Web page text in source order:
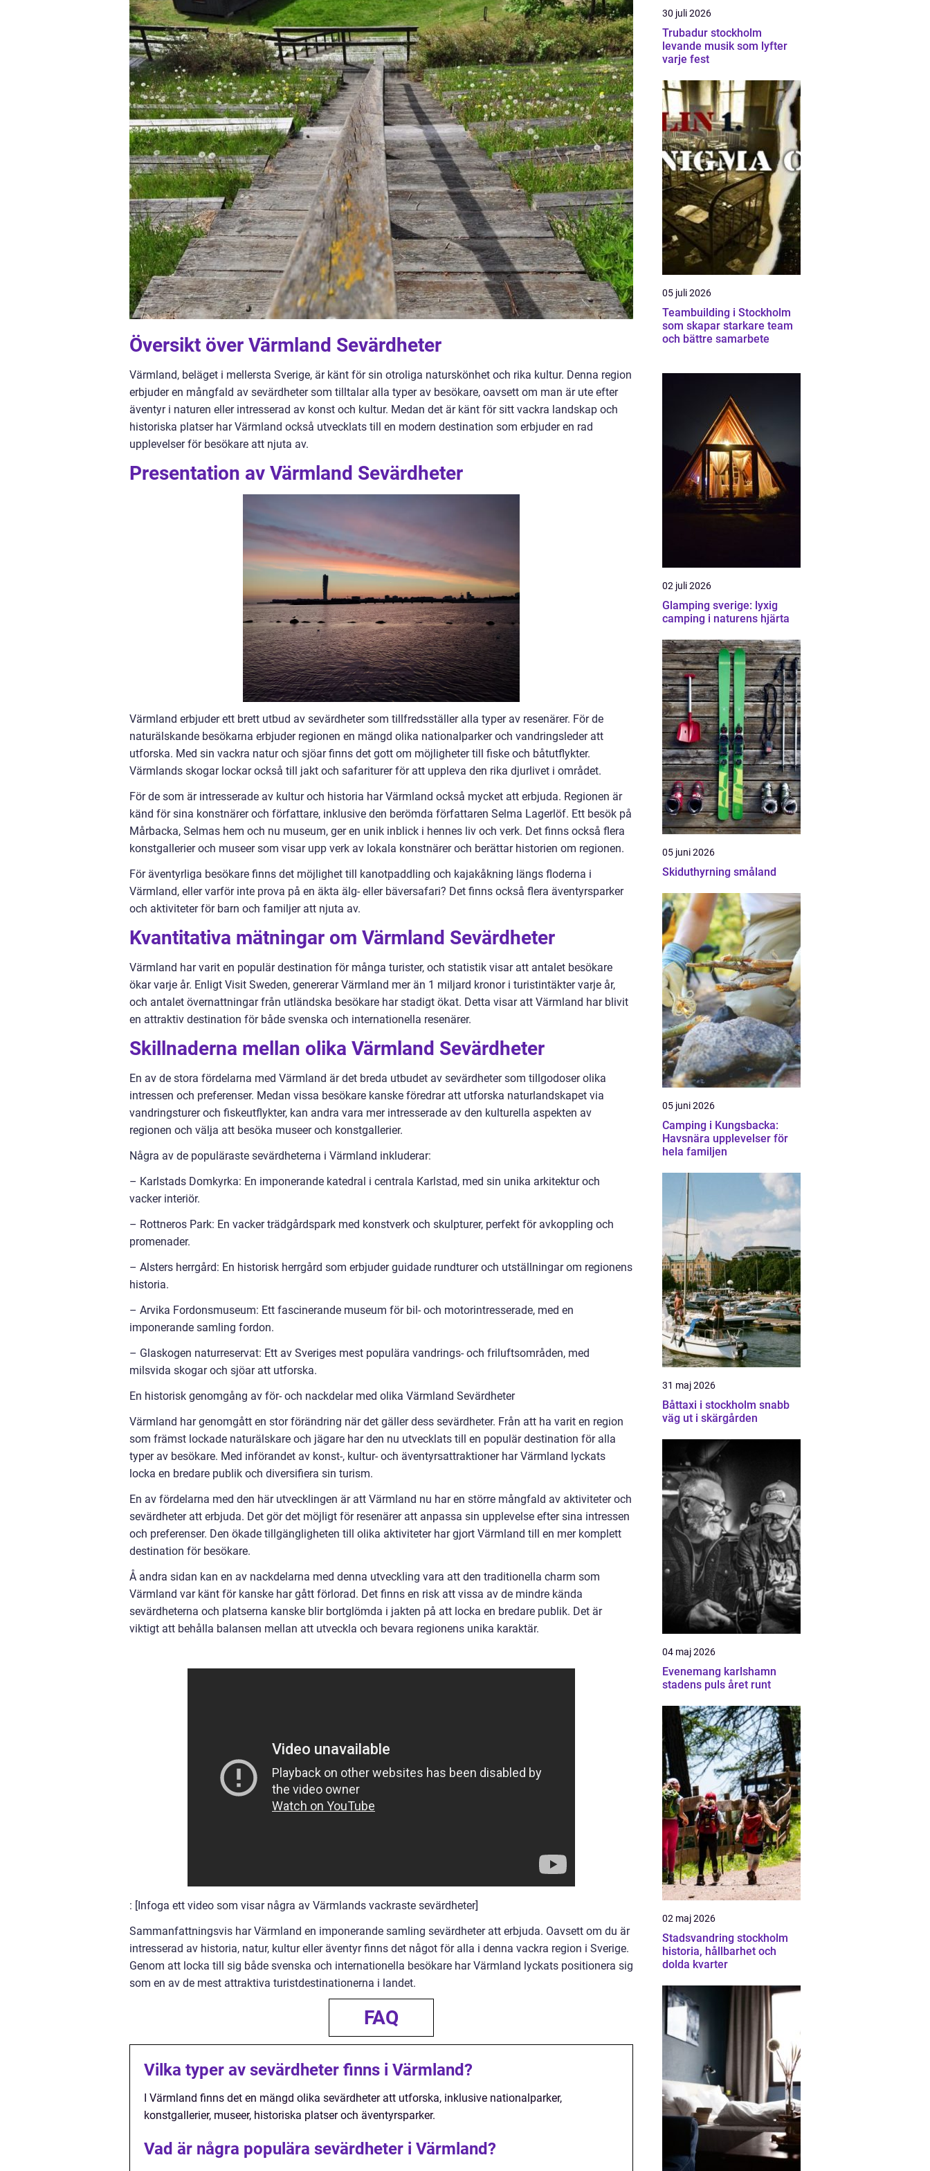
Översikt över Värmland Sevärdheter
Värmland, beläget i mellersta Sverige, är känt för sin otroliga naturskönhet och rika kultur. Denna region
erbjuder en mångfald av sevärdheter som tilltalar alla typer av besökare, oavsett om man är ute efter
äventyr i naturen eller intresserad av konst och kultur. Medan det är känt för sitt vackra landskap och
historiska platser har Värmland också utvecklats till en modern destination som erbjuder en rad
upplevelser för besökare att njuta av.
Presentation av Värmland Sevärdheter
Värmland erbjuder ett brett utbud av sevärdheter som tillfredsställer alla typer av resenärer. För de
naturälskande besökarna erbjuder regionen en mängd olika nationalparker och vandringsleder att
utforska. Med sin vackra natur och sjöar finns det gott om möjligheter till fiske och båtutflykter.
Värmlands skogar lockar också till jakt och safariturer för att uppleva den rika djurlivet i området.
För de som är intresserade av kultur och historia har Värmland också mycket att erbjuda. Regionen är
känd för sina konstnärer och författare, inklusive den berömda författaren Selma Lagerlöf. Ett besök på
Mårbacka, Selmas hem och nu museum, ger en unik inblick i hennes liv och verk. Det finns också flera
konstgallerier och museer som visar upp verk av lokala konstnärer och berättar historien om regionen.
För äventyrliga besökare finns det möjlighet till kanotpaddling och kajakåkning längs floderna i
Värmland, eller varför inte prova på en äkta älg- eller bäversafari? Det finns också flera äventyrsparker
och aktiviteter för barn och familjer att njuta av.
Kvantitativa mätningar om Värmland Sevärdheter
Värmland har varit en populär destination för många turister, och statistik visar att antalet besökare
ökar varje år. Enligt Visit Sweden, genererar Värmland mer än 1 miljard kronor i turistintäkter varje år,
och antalet övernattningar från utländska besökare har stadigt ökat. Detta visar att Värmland har blivit
en attraktiv destination för både svenska och internationella resenärer.
Skillnaderna mellan olika Värmland Sevärdheter
En av de stora fördelarna med Värmland är det breda utbudet av sevärdheter som tillgodoser olika
intressen och preferenser. Medan vissa besökare kanske föredrar att utforska naturlandskapet via
vandringsturer och fiskeutflykter, kan andra vara mer intresserade av den kulturella aspekten av
regionen och välja att besöka museer och konstgallerier.
Några av de populäraste sevärdheterna i Värmland inkluderar:
– Karlstads Domkyrka: En imponerande katedral i centrala Karlstad, med sin unika arkitektur och
vacker interiör.
– Rottneros Park: En vacker trädgårdspark med konstverk och skulpturer, perfekt för avkoppling och
promenader.
– Alsters herrgård: En historisk herrgård som erbjuder guidade rundturer och utställningar om regionens
historia.
– Arvika Fordonsmuseum: Ett fascinerande museum för bil- och motorintresserade, med en
imponerande samling fordon.
– Glaskogen naturreservat: Ett av Sveriges mest populära vandrings- och friluftsområden, med
milsvida skogar och sjöar att utforska.
En historisk genomgång av för- och nackdelar med olika Värmland Sevärdheter
Värmland har genomgått en stor förändring när det gäller dess sevärdheter. Från att ha varit en region
som främst lockade naturälskare och jägare har den nu utvecklats till en populär destination för alla
typer av besökare. Med införandet av konst-, kultur- och äventyrsattraktioner har Värmland lyckats
locka en bredare publik och diversifiera sin turism.
En av fördelarna med den här utvecklingen är att Värmland nu har en större mångfald av aktiviteter och
sevärdheter att erbjuda. Det gör det möjligt för resenärer att anpassa sin upplevelse efter sina intressen
och preferenser. Den ökade tillgängligheten till olika aktiviteter har gjort Värmland till en mer komplett
destination för besökare.
Å andra sidan kan en av nackdelarna med denna utveckling vara att den traditionella charm som
Värmland var känt för kanske har gått förlorad. Det finns en risk att vissa av de mindre kända
sevärdheterna och platserna kanske blir bortglömda i jakten på att locka en bredare publik. Det är
viktigt att behålla balansen mellan att utveckla och bevara regionens unika karaktär.
: [Infoga ett video som visar några av Värmlands vackraste sevärdheter]
Sammanfattningsvis har Värmland en imponerande samling sevärdheter att erbjuda. Oavsett om du är
intresserad av historia, natur, kultur eller äventyr finns det något för alla i denna vackra region i Sverige.
Genom att locka till sig både svenska och internationella besökare har Värmland lyckats positionera sig
som en av de mest attraktiva turistdestinationerna i landet.
FAQ
Vilka typer av sevärdheter finns i Värmland?
I Värmland finns det en mängd olika sevärdheter att utforska, inklusive nationalparker,
konstgallerier, museer, historiska platser och äventyrsparker.
Vad är några populära sevärdheter i Värmland?
30 juli 2026
Trubadur stockholm
levande musik som lyfter
varje fest
05 juli 2026
Teambuilding i Stockholm
som skapar starkare team
och bättre samarbete
02 juli 2026
Glamping sverige: lyxig
camping i naturens hjärta
05 juni 2026
Skiduthyrning småland
05 juni 2026
Camping i Kungsbacka:
Havsnära upplevelser för
hela familjen
31 maj 2026
Båttaxi i stockholm snabb
väg ut i skärgården
04 maj 2026
Evenemang karlshamn
stadens puls året runt
02 maj 2026
Stadsvandring stockholm
historia, hållbarhet och
dolda kvarter